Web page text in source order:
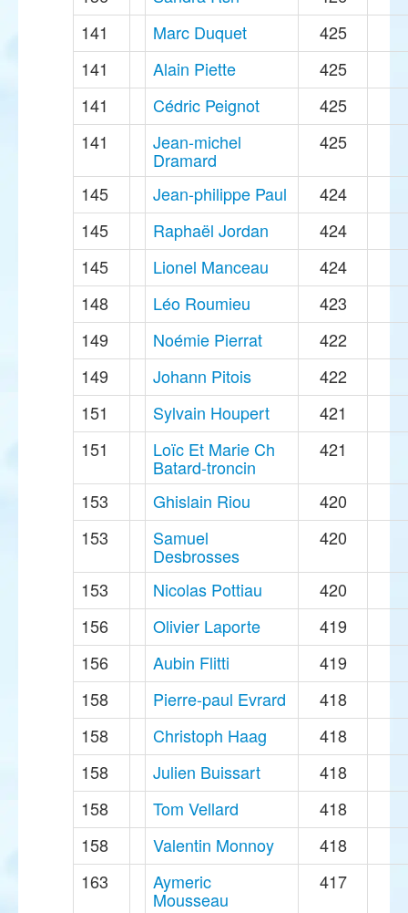
141
Marc Duquet
425
141
Alain Piette
425
141
Cédric Peignot
425
141
Jean-michel
Dramard
425
145 Jean-philippe Paul
424
145
Raphaël Jordan
424
145
Lionel Manceau
424
148
Léo Roumieu
423
149
Noémie Pierrat
422
149
Johann Pitois
422
151
Sylvain Houpert
421
151
Loïc Et Marie Ch
Batard-troncin
421
153 Ghislain Riou
420
153
Samuel
Desbrosses
420
153 Nicolas Pottiau
420
156
Olivier Laporte
419
156
Aubin Flitti
419
158
Pierre-paul Evrard
418
158
Christoph Haag
418
158
Julien Buissart
418
158
Tom Vellard
418
158
Valentin Monnoy
418
163
Aymeric
Mousseau
417